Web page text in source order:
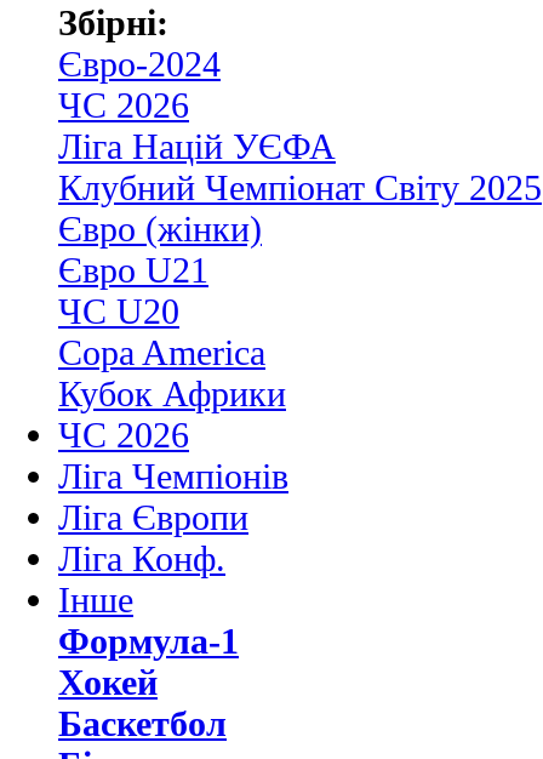
Збірні:
Євро-2024
ЧС 2026
Ліга Націй УЄФА
Клубний Чемпіонат Світу 2025
Євро (жінки)
Євро U21
ЧС U20
Copa America
Кубок Африки
ЧС 2026
Ліга Чемпіонів
Ліга Європи
Ліга Конф.
Інше
Формула-1
Хокей
Баскетбол